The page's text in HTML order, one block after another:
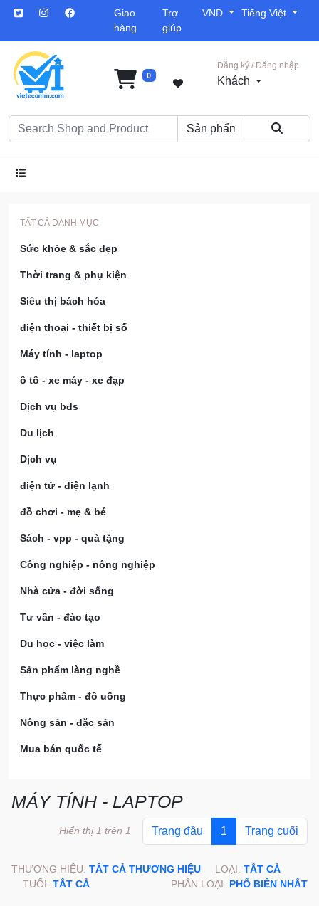
Giao
hàng
Trợ
giúp
VND Tiếng Việt
0
Đăng ký / Đăng nhập
Khách
TẤT CẢ DANH MỤC
Sức khỏe & sắc đẹp
Thời trang & phụ kiện
Siêu thị bách hóa
điện thoại - thiết bị số
Máy tính - laptop
ô tô - xe máy - xe đạp
Dịch vụ bđs
Du lịch
Dịch vụ
điện tử - điện lạnh
đồ chơi - mẹ & bé
Sách - vpp - quà tặng
Công nghiệp - nông nghiệp
Nhà cửa - đời sống
Tư vấn - đào tạo
Du học - việc làm
Sản phẩm làng nghề
Thực phẩm - đồ uống
Nông sản - đặc sản
Mua bán quốc tế
MÁY TÍNH - LAPTOP
Trang đầu 1 Trang cuối
Hiển thị 1 trên 1
THƯƠNG HIỆU: TẤT CẢ THƯƠNG HIỆU LOẠI: TẤT CẢ
TUỔI: TẤT CẢ PHÂN LOẠI: PHỔ BIẾN NHẤT